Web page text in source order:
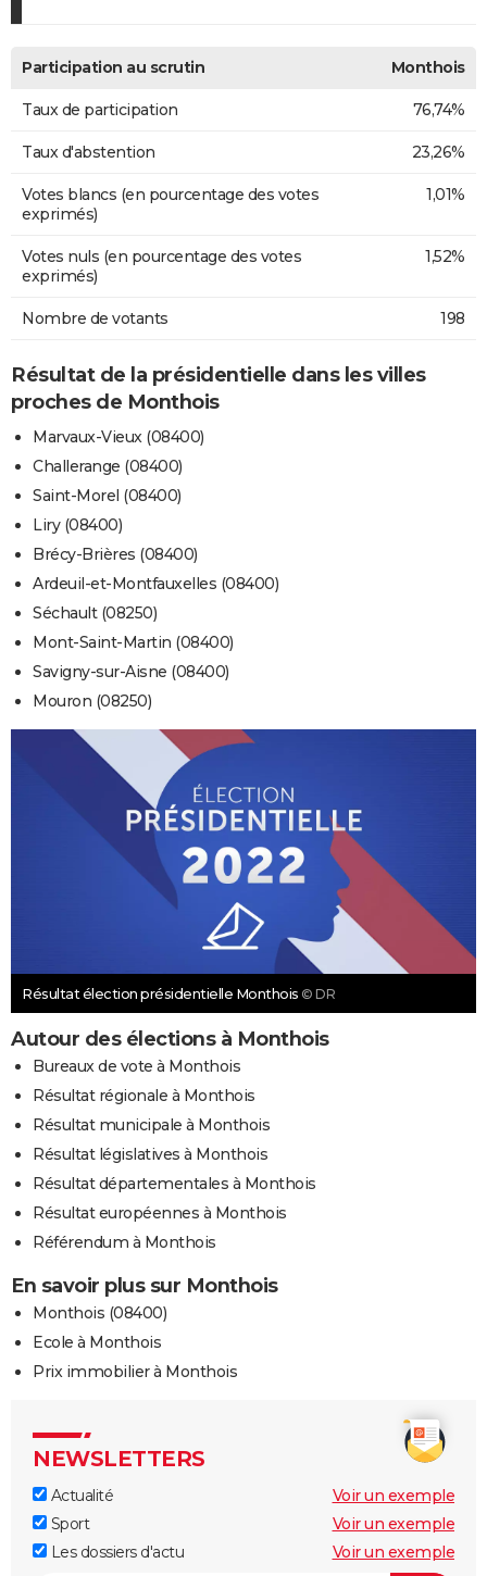
Participation au scrutin Monthois
Taux de participation 76,74%
Taux d'abstention 23,26%
Votes blancs (en pourcentage des votes
exprimés)
1,01%
Votes nuls (en pourcentage des votes
exprimés)
1,52%
Nombre de votants 198
Résultat de la présidentielle dans les villes
proches de Monthois
Marvaux-Vieux (08400)
Challerange (08400)
Saint-Morel (08400)
Liry (08400)
Brécy-Brières (08400)
Ardeuil-et-Montfauxelles (08400)
Séchault (08250)
Mont-Saint-Martin (08400)
Savigny-sur-Aisne (08400)
Mouron (08250)
Résultat élection présidentielle Monthois © DR
Autour des élections à Monthois
Bureaux de vote à Monthois
Résultat régionale à Monthois
Résultat municipale à Monthois
Résultat législatives à Monthois
Résultat départementales à Monthois
Résultat européennes à Monthois
Référendum à Monthois
En savoir plus sur Monthois
Monthois (08400)
Ecole à Monthois
Prix immobilier à Monthois
NEWSLETTERS
Actualité
Voir un exemple
Sport
Voir un exemple
Les dossiers d'actu
Voir un exemple